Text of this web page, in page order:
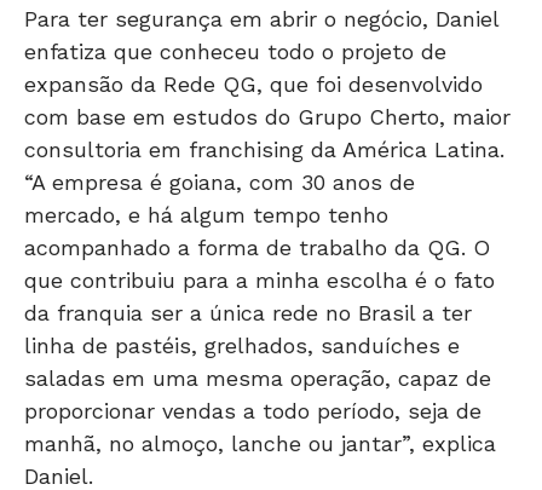
Para ter segurança em abrir o negócio, Daniel
enfatiza que conheceu todo o projeto de
expansão da Rede QG, que foi desenvolvido
com base em estudos do Grupo Cherto, maior
consultoria em franchising da América Latina.
“A empresa é goiana, com 30 anos de
mercado, e há algum tempo tenho
acompanhado a forma de trabalho da QG. O
que contribuiu para a minha escolha é o fato
da franquia ser a única rede no Brasil a ter
linha de pastéis, grelhados, sanduíches e
saladas em uma mesma operação, capaz de
proporcionar vendas a todo período, seja de
manhã, no almoço, lanche ou jantar”, explica
Daniel.